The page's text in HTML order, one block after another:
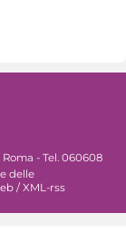
- Tel. 060608
delle
/XML-rss